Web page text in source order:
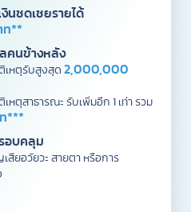
นชดเชยรายได้
ท**
คนข้างหลัง
เหตุรับสูงสุด 2,000,000
หตุสาธารณะ รับเพิ่มอีก 1 เท่า รวม
***
อบคลุม
สียอวัยวะ สายตา หรือการ